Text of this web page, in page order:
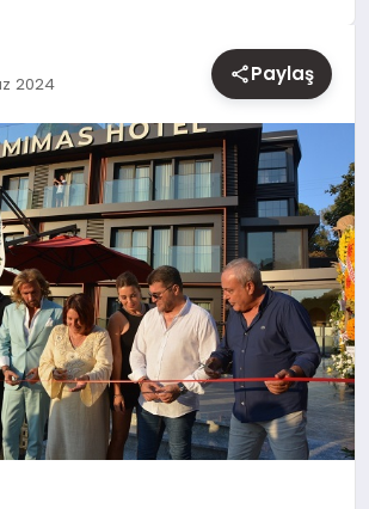
2024 Paylaş